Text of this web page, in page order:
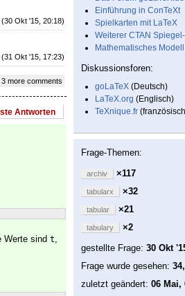
(30 Okt '15, 20:18)
(31 Okt '15, 17:23)
more comments
Antworten
Werte sind t,
Einführung in ConTeXt
Spielkarten mit LaTeX
Weiterer CTAN
Mathematisches
Diskussionsforen:
goLaTeX (Deutsch)
LaTeX.org (Englisch)
TeXnique.fr
Frage-Themen:
archiv ×117
tabularx ×32
tabular ×21
tabulary
×2
gestellte Frage: 30 Okt
Frage wurde gesehen:
zuletzt geändert: 06 Mai,